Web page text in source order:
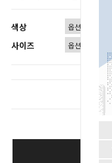
색상
사이즈